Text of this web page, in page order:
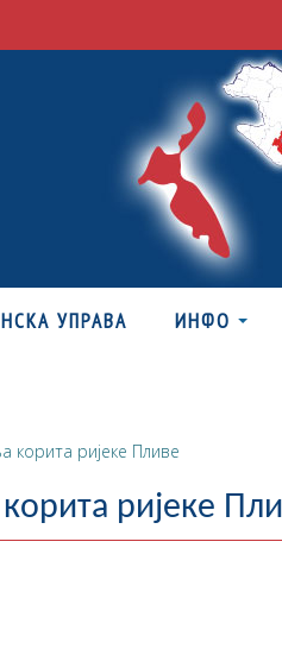
УПРАВА ИНФО
ријеке Пливе
ријеке